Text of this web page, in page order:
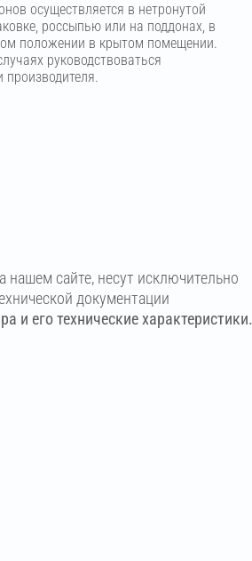
осуществляется в нетронутой
россыпью или на поддонах, в
положении в крытом помещении.
руководствоваться
нашем сайте, несут исключительно
документации
и его технические характеристики.